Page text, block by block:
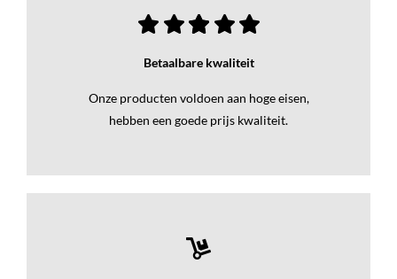
Betaalbare kwaliteit
Onze producten voldoen aan hoge eisen,
hebben een goede prijs kwaliteit.